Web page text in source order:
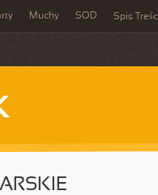
Muchy SOD Spis